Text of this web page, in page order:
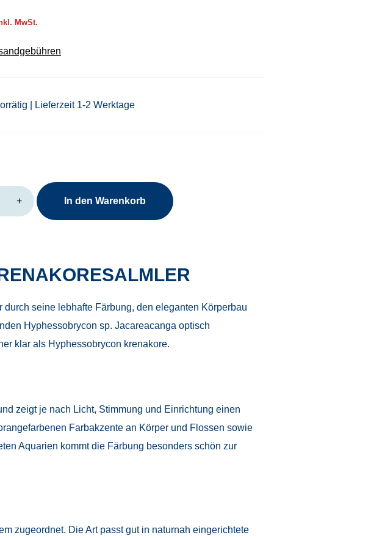
MwSt.
| Lieferzeit 1-2 Werktage
+ In den Warenkorb
seine lebhafte Färbung, den eleganten Körperbau
Hyphessobrycon sp. Jacareacanga optisch
klar als Hyphessobrycon krenakore.
zeigt je nach Licht, Stimmung und Einrichtung einen
Farbakzente an Körper und Flossen sowie
Aquarien kommt die Färbung besonders schön zur
zugeordnet. Die Art passt gut in naturnah eingerichtete